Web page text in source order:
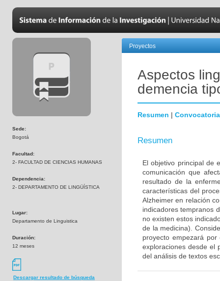
Sede:
Bogotá
Facultad:
2- FACULTAD DE CIENCIAS HUMANAS
Dependencia:
2- DEPARTAMENTO DE LINGÜÍSTICA
Lugar:
Departamento de Linguistica
Duración:
12 meses
Descargar resultado de búsqueda
Proyectos
Aspectos
demencia
Resumen | Convocatoria
Resumen
El objetivo principal de
comunicación que
resultado de la
características del
Alzheimer en relación
indicadores tempranos
no existen estos
de la medicina).
proyecto empezará
exploraciones desde el
del análisis de textos